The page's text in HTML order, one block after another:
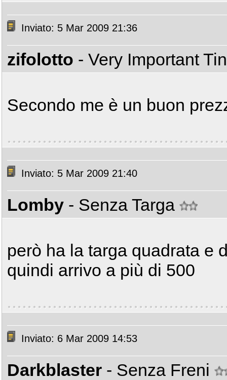
Inviato: 5 Mar 2009 21:36
zifolotto - Very Important
Secondo me è un buon
Inviato: 5 Mar 2009 21:40
Lomby - Senza Targa
però ha la targa quadrata e
quindi arrivo a più di 500
Inviato: 6 Mar 2009 14:53
Darkblaster - Senza Freni